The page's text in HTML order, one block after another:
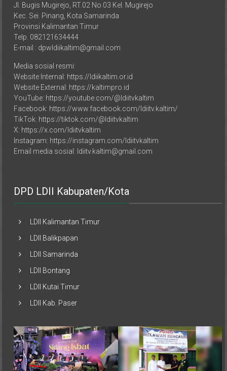
Kec. Sei. Pinang, Kota Samarinda
Provinsi Kalimantan Timur
Telp. 082121634444
E-mail : dpwldiikaltim@gmail.com
Website Internal: https://ldiikaltim.or.id
Website External: https://kaltimpro.id
YouTube: https://youtube.com/@ldiitvkaltim
Facebook: https://www.facebook.com/ldiitv.kaltim/
TikTok: https://tiktok.com/@ldiitvkaltim
X: https://x.com/ldiitvkaltim
Instagram: https://instagram.com/ldiitvkaltim
Email media sosial: ldiitv.kaltim@gmail.com
LDII Samarinda
LDII Kutai Timur